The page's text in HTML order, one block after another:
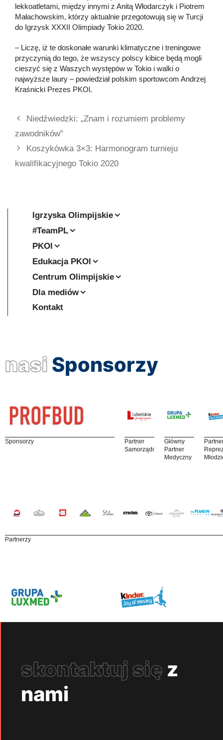
lekkoatletami, między innymi z Anitą Włodarczyk i Piotrem
Małachowskim, którzy aktualnie przegotowują się w Turcji
do Igrzysk XXXII Olimpiady Tokio 2020.
– Liczę, iż te doskonałe warunki klimatyczne i treningowe
przyczynią do tego, że wszyscy polscy kibice będą mogli
cieszyć się z Waszych występów w Tokio i walki o
najwyższe laury – powiedział polskim sportowcom Andrzej
Kraśnicki Prezes PKOl.
Niedźwiedzki: „Znam i rozumiem problemy
zawodników”
Koszykówka 3×3: Harmonogram turnieju
kwalifikacyjnego Tokio 2020
Igrzyska Olimpijskie
#TeamPL
PKOl
Edukacja PKOl
Centrum Olimpijskie
Dla mediów
Kontakt
nasi Sponsorzy
Sponsorzy
Partner
Samorządowy
Główny
Partner
Medyczny
Partnerzy
skontaktuj się z
nami